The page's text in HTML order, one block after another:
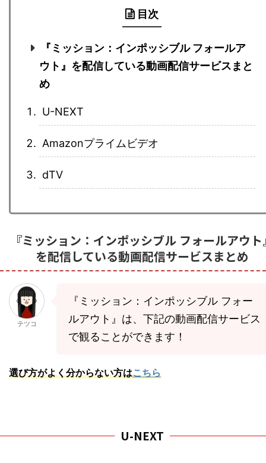
目次
『ミッション：インポッシブル フォールア
ウト』を配信している動画配信サービスまと
め
U-NEXT
Amazonプライムビデオ
dTV
『ミッション：インポッシブル フォールアウト
を配信している動画配信サービスまとめ
テツコ
『ミッション：インポッシブル フォー
ルアウト』は、下記の動画配信サービス
で観ることができます！
選び方がよく分からない方はこちら
U-NEXT